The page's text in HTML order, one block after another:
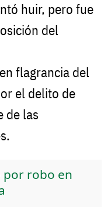
huir, pero fue
del
flagrancia del
el delito de
de las
por robo en